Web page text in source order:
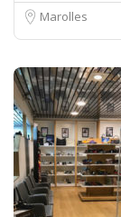
Marolles